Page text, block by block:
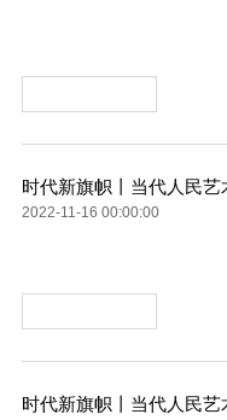
时代新旗帜丨当代人民艺
2022-11-16 00:00:00
时代新旗帜丨当代人民艺